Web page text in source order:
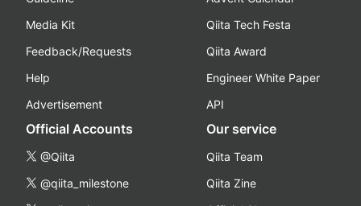
Media Kit
Feedback/Requests
Help
Advertisement
Qiita Tech Festa
Qiita Award
Engineer White Paper
API
Official Accounts
@Qiita
@qiita_milestone
Our service
Qiita Team
Qiita Zine